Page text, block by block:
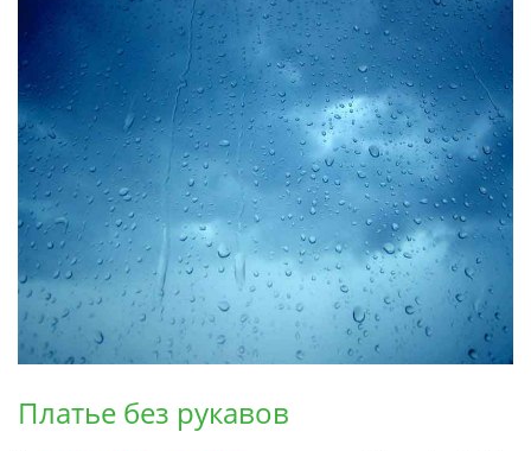
Платье без рукавов